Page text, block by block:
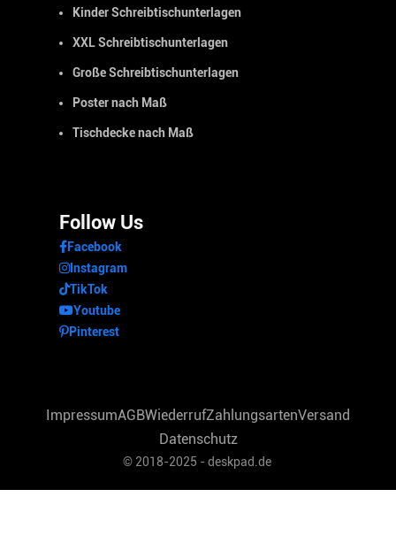
Kinder Schreibtischunterlagen
XXL Schreibtischunterlagen
Große Schreibtischunterlagen
Poster nach Maß
Tischdecke nach Maß
Follow Us
Facebook
Instagram
TikTok
Youtube
Pinterest
© 2018-2025 - deskpad.de
ImpressumAGBWiederrufZahlungsartenVersand
Datenschutz